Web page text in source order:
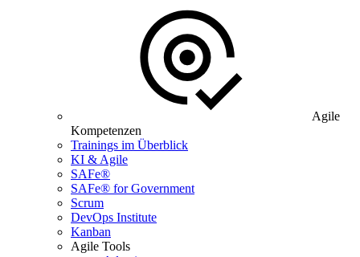
Agile
Kompetenzen
Trainings im Überblick
KI & Agile
SAFe®
SAFe® for Government
Scrum
DevOps Institute
Kanban
Agile Tools